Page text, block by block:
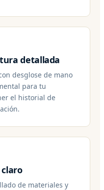
detallada
desglose de mano
para tu
el historial de
de materiales y